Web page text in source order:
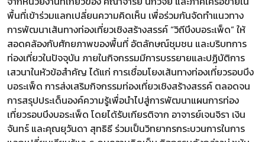
พื้นที่เข้าร่วมแลกเปลี่ยนความคิดเห็น เพื่อร่วมกันจัดทำแนวทาง
การพัฒนาเส้นทางท่องเที่ยวเชิงสร้างสรรค์ “วิถีบึงบอระเพ็ด” ให้
สอดคล้องกับศักยภาพของพื้นที่ อัตลักษณ์ชุมชน และบริบทการ
ท่องเที่ยวในปัจจุบัน ภายในกิจกรรมมีการบรรยายและปฏิบัติการ
เสวนาในหัวข้อสำคัญ ได้แก่ การเชื่อมโยงเส้นทางท่องเที่ยวรอบบึง
บอระเพ็ด การส่งเสริมกิจกรรมท่องเที่ยวเชิงสร้างสรรค์ ตลอดจน
การสรุปประเด็นองค์ความรู้เพื่อนำไปสู่การพัฒนาแผนการท่อง
เที่ยวรอบบึงบอระเพ็ด โดยได้รับเกียรติจาก อาจารย์เจนจิรา เงิน
จันทร์ และคุณยุวันดา สุทธิธี ร่วมเป็นวิทยากรกระบวนการในการ